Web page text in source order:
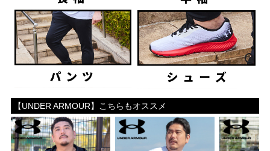
【UNDER ARMOUR】こちらもオススメ